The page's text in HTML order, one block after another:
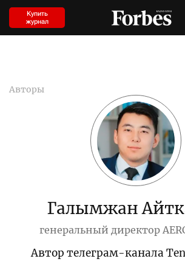
Купить
журнал
Авторы
Галымжан
генеральный директор
Автор телеграм-канала